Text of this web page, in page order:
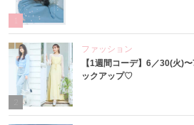
ファッション
【1週間コーデ】6／30(火)
ックアップ♡